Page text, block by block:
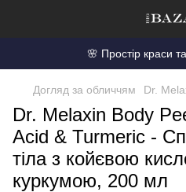
🌸 Простір краси
Догляд за обличчям Dr.
Dr. Melaxin Body
Acid & Turmeric -
тіла з койєвою
куркумою, 200 мл